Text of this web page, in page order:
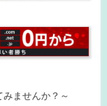
ませんか？～